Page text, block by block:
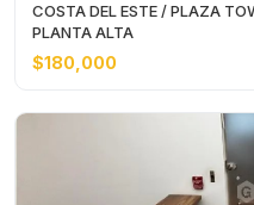
COSTA DEL ESTE / PLAZA
PLANTA ALTA
$180,000